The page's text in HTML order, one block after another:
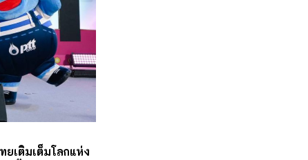
ยเติมเต็มโลกแห่ง